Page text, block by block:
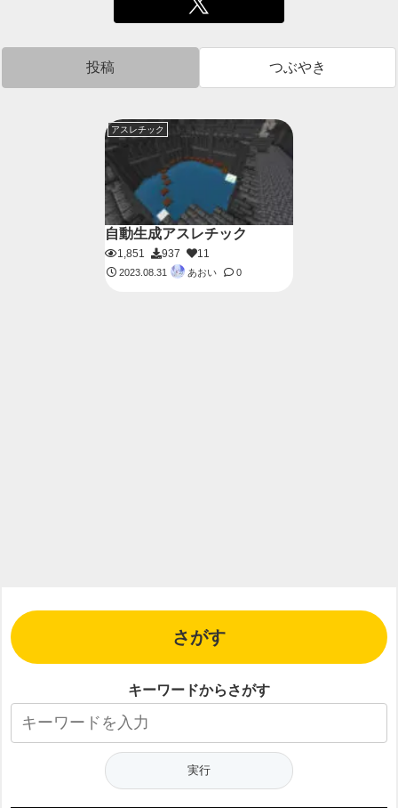
投稿 つぶやき
アスレチック
自動生成アスレチック
1,851 937 11
2023.08.31 あおい 0
さがす
キーワードからさがす